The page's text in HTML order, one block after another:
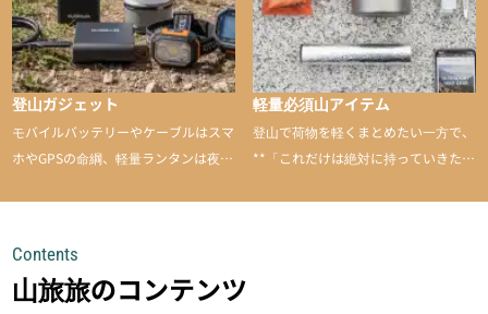
登山ガジェット
モバイルバッテリーやケーブルはスマ
ホやGPSの命綱、軽量ランタンは夜間
して安全にしてくれます
軽量必須山アイテム
登山で荷物を軽くまとめたい一方で、
**「これだけは絶対に持っていきた
Contents
山旅旅のコンテンツ